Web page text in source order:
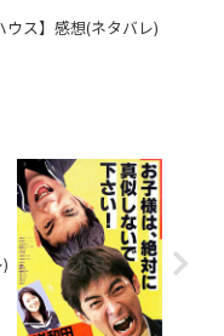
ウス】感想(ネタバレ)